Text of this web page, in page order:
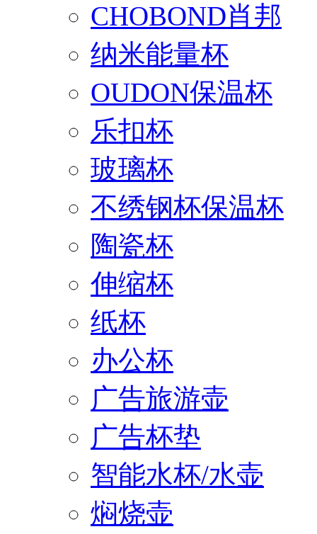
CHOBOND肖邦
纳米能量杯
OUDON保温杯
乐扣杯
玻璃杯
不绣钢杯保温杯
陶瓷杯
伸缩杯
纸杯
办公杯
广告旅游壶
广告杯垫
智能水杯/水壶
焖烧壶